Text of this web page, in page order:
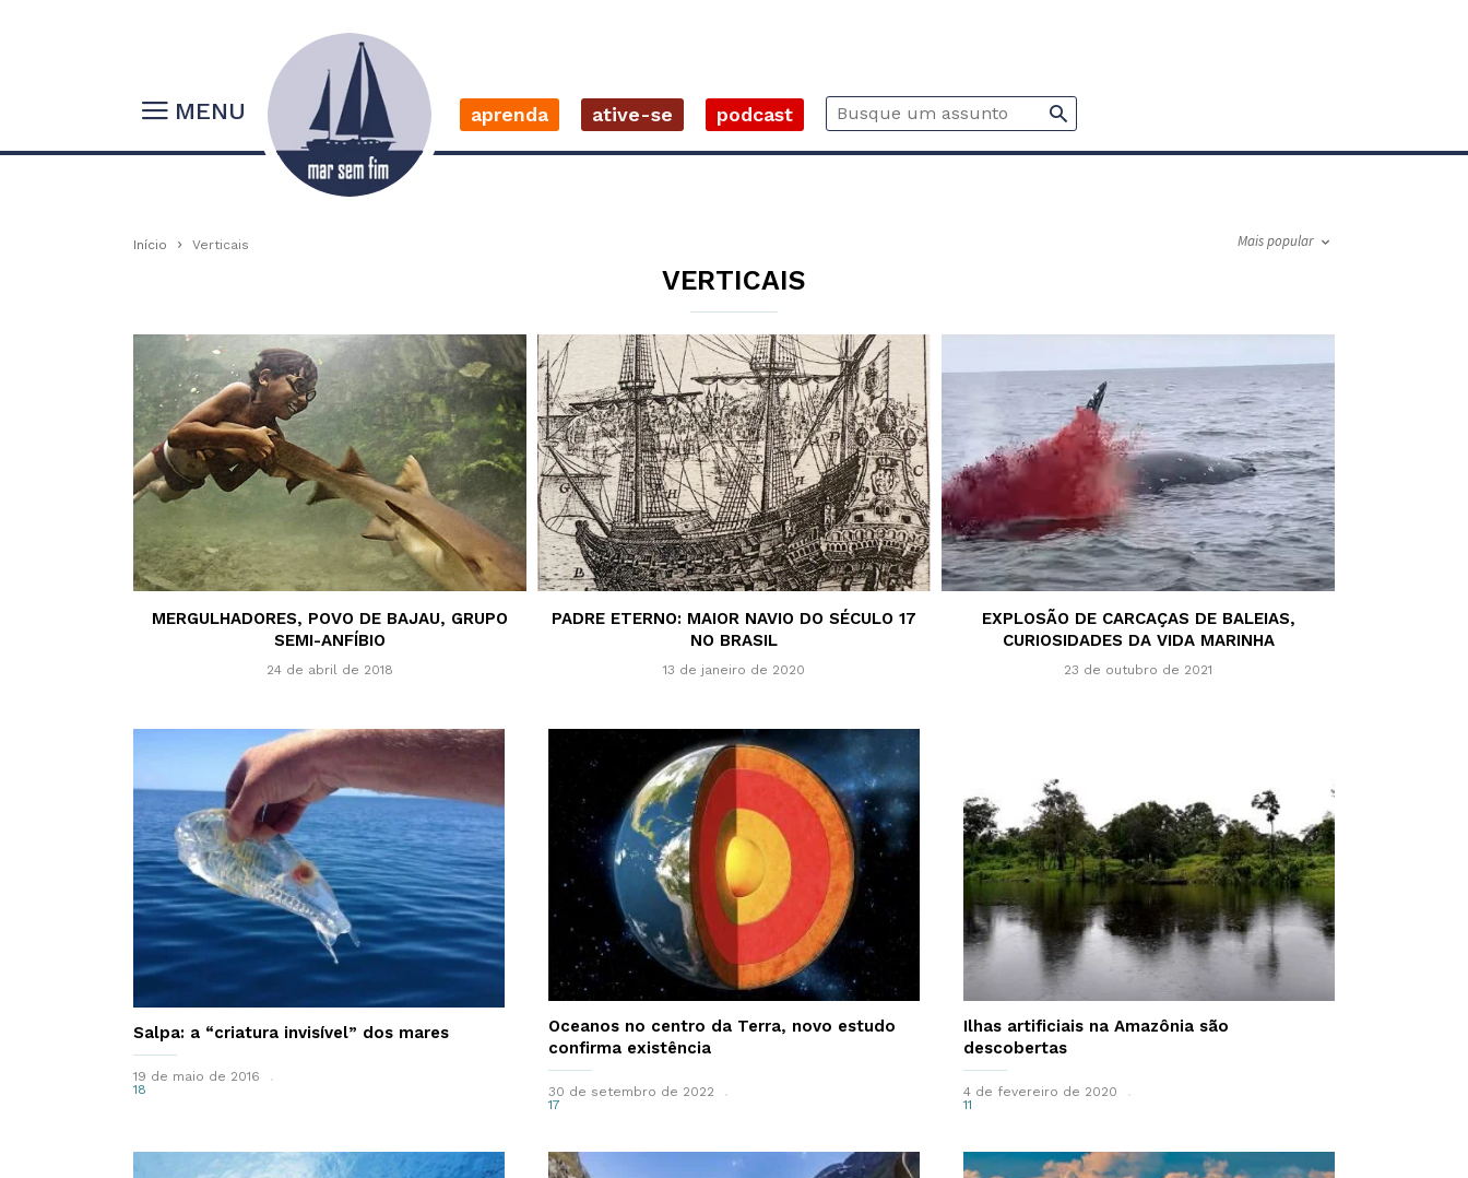
MENU aprenda ative-se podcast
Início Verticais Mais popular
VERTICAIS
MERGULHADORES, POVO DE BAJAU, GRUPO
SEMI-ANFÍBIO
24 de abril de 2018
PADRE ETERNO: MAIOR NAVIO DO SÉCULO 17
NO BRASIL
13 de janeiro de 2020
EXPLOSÃO DE CARCAÇAS DE BALEIAS,
CURIOSIDADES DA VIDA MARINHA
23 de outubro de 2021
Salpa: a “criatura invisível” dos mares
19 de maio de 2016
18
Oceanos no centro da Terra, novo estudo
confirma existência
30 de setembro de 2022
17
Ilhas artificiais na Amazônia são
descobertas
4 de fevereiro de 2020
11